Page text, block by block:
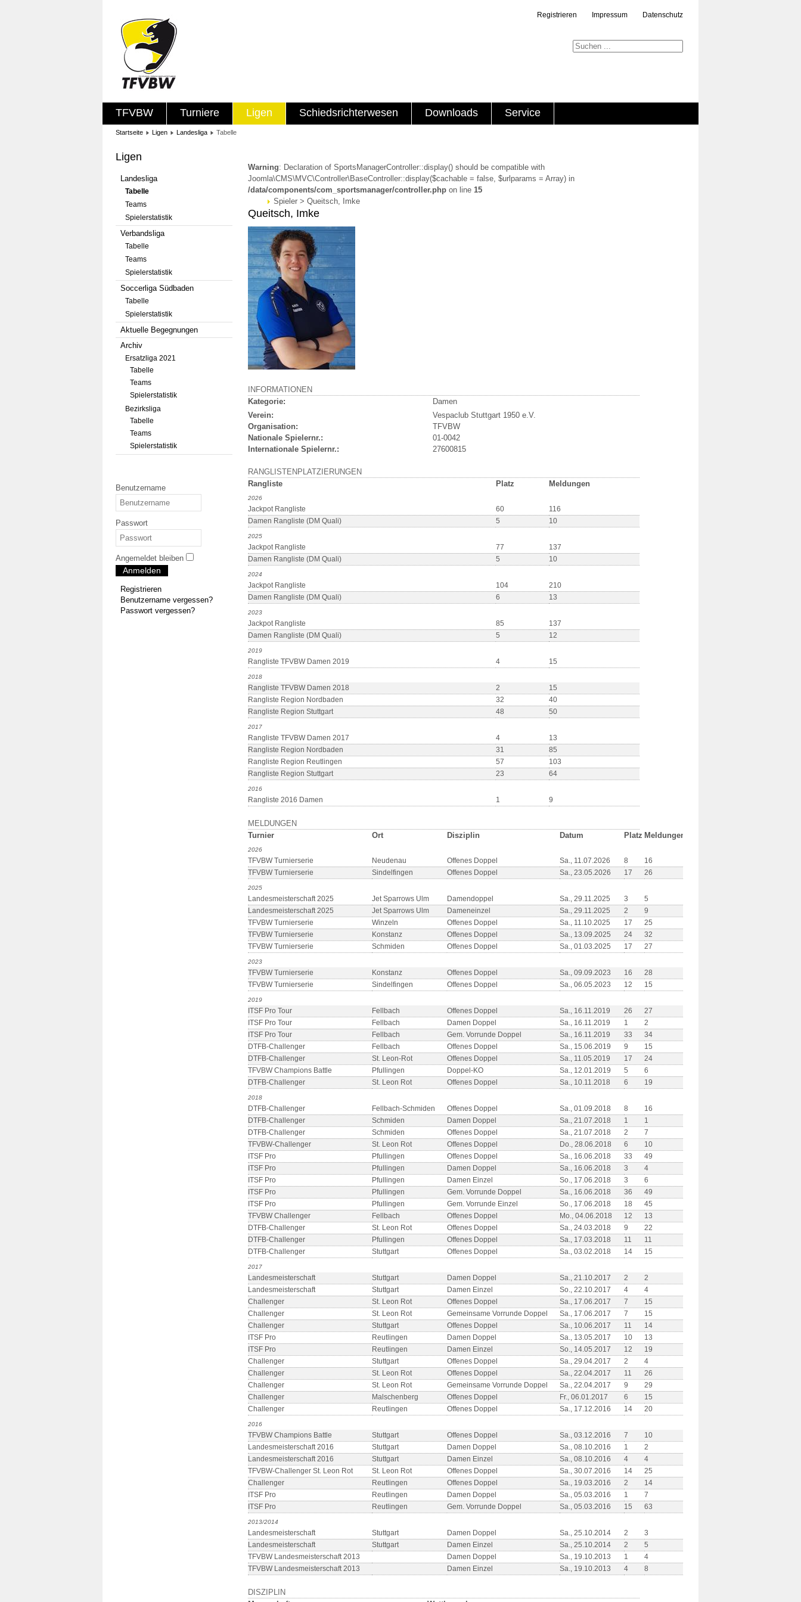
Registrieren Impressum Datenschutz
TFVBW Turniere Ligen Schiedsrichterwesen Downloads Service
Startseite Ligen Landesliga Tabelle
Ligen
Landesliga
Tabelle
Teams
Spielerstatistik
Verbandsliga
Tabelle
Teams
Spielerstatistik
Soccerliga Südbaden
Tabelle
Spielerstatistik
Aktuelle Begegnungen
Archiv
Ersatzliga 2021
Tabelle
Teams
Spielerstatistik
Bezirksliga
Tabelle
Teams
Spielerstatistik
Benutzername
Passwort
Angemeldet bleiben
Anmelden
Registrieren
Benutzername vergessen?
Passwort vergessen?
Warning: Declaration of SportsManagerController::display() should be compatible with
Joomla\CMS\MVC\Controller\BaseController::display($cachable = false, $urlparams = Array) in
/data/components/com_sportsmanager/controller.php on line 15
Spieler > Queitsch, Imke
Queitsch, Imke
INFORMATIONEN
Kategorie:
Damen
Verein:
Vespaclub Stuttgart 1950 e.V.
Organisation:
TFVBW
Nationale Spielernr.:
01-0042
Internationale Spielernr.:
27600815
RANGLISTENPLATZIERUNGEN
Rangliste
Platz Meldungen
2026
Jackpot Rangliste 60
116
Damen Rangliste (DM Quali)
5 10
2025
Jackpot Rangliste 77
137
Damen Rangliste (DM Quali)
5 10
2024
Jackpot Rangliste 104
210
Damen Rangliste (DM Quali)
6 13
2023
Jackpot Rangliste 85
137
Damen Rangliste (DM Quali)
5 12
2019
Rangliste TFVBW Damen 2019 4 15
2018
Rangliste TFVBW Damen 2018 2
15
Rangliste Region Nordbaden
32
40
Rangliste Region Stuttgart
48 50
2017
Rangliste TFVBW Damen 2017 4
13
Rangliste Region Nordbaden
31
85
Rangliste Region Reutlingen
57
103
Rangliste Region Stuttgart
23 64
2016
Rangliste 2016 Damen 1 9
MELDUNGEN
Turnier
Ort Disziplin Datum Platz Meldungen
2026
TFVBW Turnierserie Neudenau Offenes Doppel Sa., 11.07.2026 8
16
TFVBW Turnierserie
Sindelfingen Offenes Doppel Sa., 23.05.2026 17 26
2025
Landesmeisterschaft 2025 Jet Sparrows Ulm Damendoppel Sa., 29.11.2025 3
5
Landesmeisterschaft 2025
Jet Sparrows Ulm Dameneinzel Sa., 29.11.2025 2
9
TFVBW Turnierserie
Winzeln Offenes Doppel Sa., 11.10.2025 17
25
TFVBW Turnierserie
Konstanz Offenes Doppel Sa., 13.09.2025 24
32
TFVBW Turnierserie
Schmiden Offenes Doppel Sa., 01.03.2025 17 27
2023
TFVBW Turnierserie Konstanz Offenes Doppel Sa., 09.09.2023 16
28
TFVBW Turnierserie
Sindelfingen Offenes Doppel Sa., 06.05.2023 12 15
2019
ITSF Pro Tour Fellbach Offenes Doppel Sa., 16.11.2019 26
27
ITSF Pro Tour
Fellbach Damen Doppel Sa., 16.11.2019 1
2
ITSF Pro Tour
Fellbach Gem. Vorrunde Doppel Sa., 16.11.2019 33
34
DTFB-Challenger
Fellbach Offenes Doppel Sa., 15.06.2019 9
15
DTFB-Challenger
St. Leon-Rot Offenes Doppel Sa., 11.05.2019 17
24
TFVBW Champions Battle
Pfullingen Doppel-KO Sa., 12.01.2019 5
6
DTFB-Challenger
St. Leon Rot Offenes Doppel Sa., 10.11.2018 6 19
2018
DTFB-Challenger Fellbach-Schmiden Offenes Doppel Sa., 01.09.2018 8
16
DTFB-Challenger
Schmiden Damen Doppel Sa., 21.07.2018 1
1
DTFB-Challenger
Schmiden Offenes Doppel Sa., 21.07.2018 2
7
TFVBW-Challenger
St. Leon Rot Offenes Doppel Do., 28.06.2018 6
10
ITSF Pro
Pfullingen Offenes Doppel Sa., 16.06.2018 33
49
ITSF Pro
Pfullingen Damen Doppel Sa., 16.06.2018 3
4
ITSF Pro
Pfullingen Damen Einzel So., 17.06.2018 3
6
ITSF Pro
Pfullingen Gem. Vorrunde Doppel Sa., 16.06.2018 36
49
ITSF Pro
Pfullingen Gem. Vorrunde Einzel So., 17.06.2018 18
45
TFVBW Challenger
Fellbach Offenes Doppel Mo., 04.06.2018 12
13
DTFB-Challenger
St. Leon Rot Offenes Doppel Sa., 24.03.2018 9
22
DTFB-Challenger
Pfullingen Offenes Doppel Sa., 17.03.2018 11
11
DTFB-Challenger
Stuttgart Offenes Doppel Sa., 03.02.2018 14 15
2017
Landesmeisterschaft Stuttgart Damen Doppel Sa., 21.10.2017 2
2
Landesmeisterschaft
Stuttgart Damen Einzel So., 22.10.2017 4
4
Challenger
St. Leon Rot Offenes Doppel Sa., 17.06.2017 7
15
Challenger
St. Leon Rot Gemeinsame Vorrunde Doppel Sa., 17.06.2017 7
15
Challenger
Stuttgart Offenes Doppel Sa., 10.06.2017 11
14
ITSF Pro
Reutlingen Damen Doppel Sa., 13.05.2017 10
13
ITSF Pro
Reutlingen Damen Einzel So., 14.05.2017 12
19
Challenger
Stuttgart Offenes Doppel Sa., 29.04.2017 2
4
Challenger
St. Leon Rot Offenes Doppel Sa., 22.04.2017 11
26
Challenger
St. Leon Rot Gemeinsame Vorrunde Doppel Sa., 22.04.2017 9
29
Challenger
Malschenberg Offenes Doppel Fr., 06.01.2017 6
15
Challenger
Reutlingen Offenes Doppel Sa., 17.12.2016 14 20
2016
TFVBW Champions Battle Stuttgart Offenes Doppel Sa., 03.12.2016 7
10
Landesmeisterschaft 2016
Stuttgart Damen Doppel Sa., 08.10.2016 1
2
Landesmeisterschaft 2016
Stuttgart Damen Einzel Sa., 08.10.2016 4
4
TFVBW-Challenger St. Leon Rot
St. Leon Rot Offenes Doppel Sa., 30.07.2016 14
25
Challenger
Reutlingen Offenes Doppel Sa., 19.03.2016 2
14
ITSF Pro
Reutlingen Damen Doppel Sa., 05.03.2016 1
7
ITSF Pro
Reutlingen Gem. Vorrunde Doppel Sa., 05.03.2016 15 63
2013/2014
Landesmeisterschaft Stuttgart Damen Doppel Sa., 25.10.2014 2
3
Landesmeisterschaft
Stuttgart Damen Einzel Sa., 25.10.2014 2
5
TFVBW Landesmeisterschaft 2013
Damen Doppel Sa., 19.10.2013 1
4
TFVBW Landesmeisterschaft 2013
Damen Einzel Sa., 19.10.2013 4 8
DISZIPLIN